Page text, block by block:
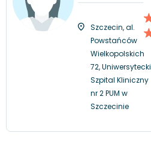
Szczecin, al.
Powstańców
Wielkopolskich
72, Uniwersytecki
Szpital Kliniczny
nr 2 PUM w
Szczecinie